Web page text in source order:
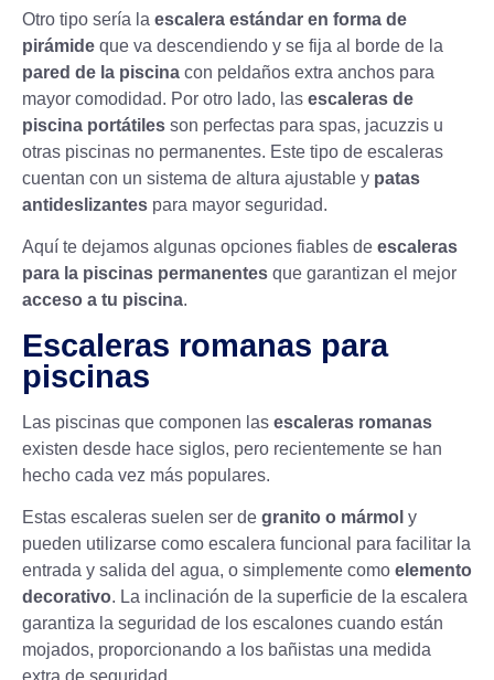
Otro tipo sería la escalera estándar en forma de
pirámide que va descendiendo y se fija al borde de la
pared de la piscina con peldaños extra anchos para
mayor comodidad. Por otro lado, las escaleras de
piscina portátiles son perfectas para spas, jacuzzis u
otras piscinas no permanentes. Este tipo de escaleras
cuentan con un sistema de altura ajustable y patas
antideslizantes para mayor seguridad.
Aquí te dejamos algunas opciones fiables de escaleras
para la piscinas permanentes que garantizan el mejor
acceso a tu piscina.
Escaleras romanas para
piscinas
Las piscinas que componen las escaleras romanas
existen desde hace siglos, pero recientemente se han
hecho cada vez más populares.
Estas escaleras suelen ser de granito o mármol y
pueden utilizarse como escalera funcional para facilitar la
entrada y salida del agua, o simplemente como elemento
decorativo. La inclinación de la superficie de la escalera
garantiza la seguridad de los escalones cuando están
mojados, proporcionando a los bañistas una medida